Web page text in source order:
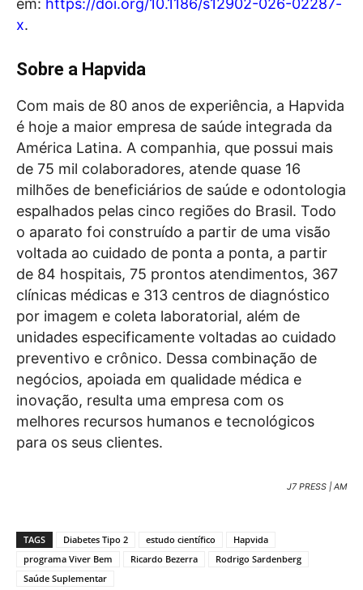
em: https://doi.org/10.1186/s12902-026-02287-
x.
Sobre a Hapvida
Com mais de 80 anos de experiência, a Hapvida
é hoje a maior empresa de saúde integrada da
América Latina. A companhia, que possui mais
de 75 mil colaboradores, atende quase 16
milhões de beneficiários de saúde e odontologia
espalhados pelas cinco regiões do Brasil. Todo
o aparato foi construído a partir de uma visão
voltada ao cuidado de ponta a ponta, a partir
de 84 hospitais, 75 prontos atendimentos, 367
clínicas médicas e 313 centros de diagnóstico
por imagem e coleta laboratorial, além de
unidades especificamente voltadas ao cuidado
preventivo e crônico. Dessa combinação de
negócios, apoiada em qualidade médica e
inovação, resulta uma empresa com os
melhores recursos humanos e tecnológicos
para os seus clientes.
J7 PRESS | AM
TAGS Diabetes Tipo 2 estudo científico
Hapvida
programa Viver Bem
Ricardo Bezerra
Rodrigo Sardenberg
Saúde Suplementar